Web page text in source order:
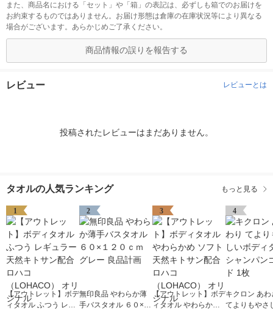
また、商品名における「セット」や「箱」の表記は、必ずしも箱でのお届けを
お約束するものではありません。お届け形態は倉庫の在庫状況等により異なる
場合がございます。あらかじめご了承ください。
商品情報の誤りを報告する
レビュー レビューとは
投稿されたレビューはまだありません。
タオルの人気ランキング もっと見る
1
【アウトレット】ボデ
ィタオル ふつう レギ
2
無印良品 やわらか薄
手バスタオル ６０×１
3
【アウトレット】ボデ
ィタオル やわらかめ
4
キクロン あ
てよりもやさ